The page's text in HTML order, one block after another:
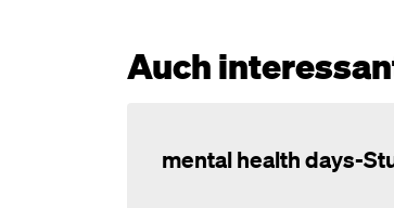
Auch
mental health days-